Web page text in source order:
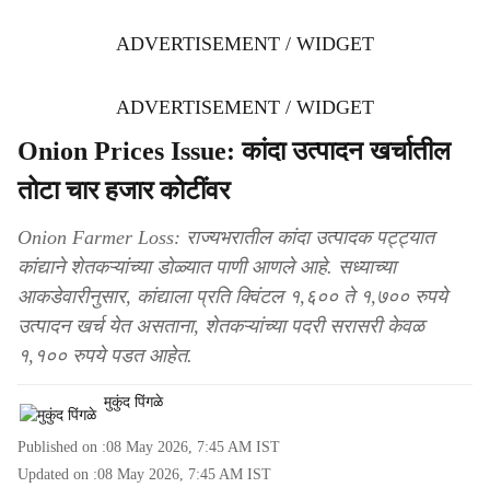
ADVERTISEMENT / WIDGET
ADVERTISEMENT / WIDGET
Onion Prices Issue: कांदा उत्पादन खर्चातील
तोटा चार हजार कोटींवर
Onion Farmer Loss: राज्यभरातील कांदा उत्पादक पट्ट्यात
कांद्याने शेतकऱ्यांच्या डोळ्यात पाणी आणले आहे. सध्याच्या
आकडेवारीनुसार, कांद्याला प्रति क्विंटल १,६०० ते १,७०० रुपये
उत्पादन खर्च येत असताना, शेतकऱ्यांच्या पदरी सरासरी केवळ
१,१०० रुपये पडत आहेत.
मुकुंद पिंगळे
Published on :08 May 2026, 7:45 AM IST
Updated on :08 May 2026, 7:45 AM IST